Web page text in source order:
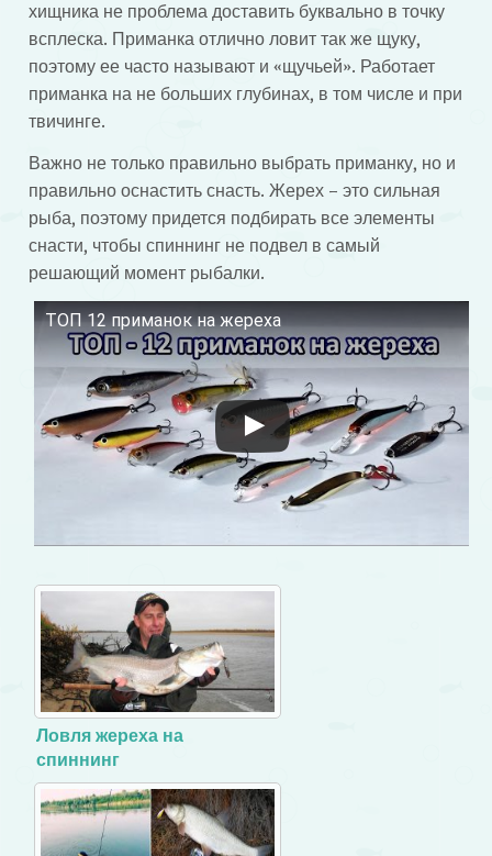
хищника не проблема доставить буквально в точку
всплеска. Приманка отлично ловит так же щуку,
поэтому ее часто называют и «щучьей». Работает
приманка на не больших глубинах, в том числе и при
твичинге.
Важно не только правильно выбрать приманку, но и
правильно оснастить снасть. Жерех – это сильная
рыба, поэтому придется подбирать все элементы
снасти, чтобы спиннинг не подвел в самый
решающий момент рыбалки.
ТОП 12 приманок на жереха
Смотрите это видео на YouTube
Ловля жереха на
спиннинг